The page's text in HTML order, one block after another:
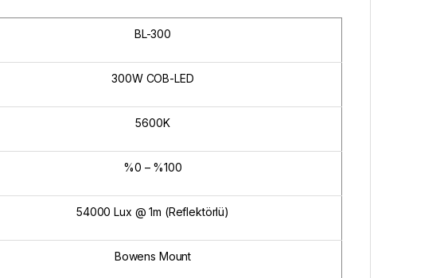
BL-300
300W COB-LED
5600K
%0 – %100
54000 Lux @ 1m (Reflektörlü)
Bowens Mount